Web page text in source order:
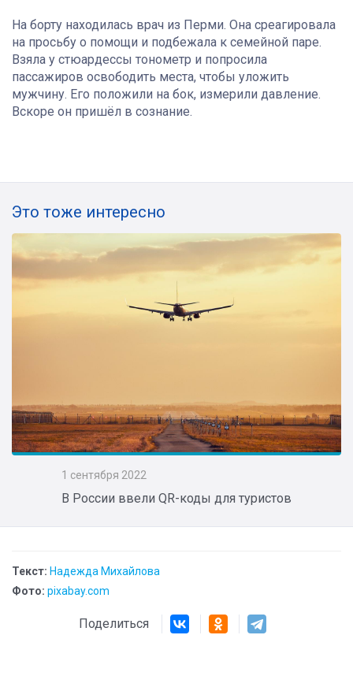
На борту находилась врач из Перми. Она среагировала
на просьбу о помощи и подбежала к семейной паре.
Взяла у стюардессы тонометр и попросила
пассажиров освободить места, чтобы уложить
мужчину. Его положили на бок, измерили давление.
Вскоре он пришёл в сознание.
Это тоже интересно
1 сентября 2022
В России ввели QR-коды для туристов
Текст: Надежда Михайлова
Фото: pixabay.com
Поделиться